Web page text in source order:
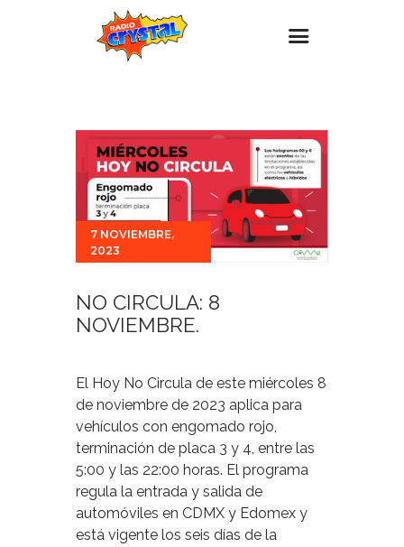
Estaciones
Eventos
Promociones
Noticias
Para ti
Contacto
7 NOVIEMBRE,
2023
NO CIRCULA: 8
NOVIEMBRE.
El Hoy No Circula de este miércoles 8
de noviembre de 2023 aplica para
vehículos con engomado rojo,
terminación de placa 3 y 4, entre las
5:00 y las 22:00 horas. El programa
regula la entrada y salida de
automóviles en CDMX y Edomex y
está vigente los seis días de la